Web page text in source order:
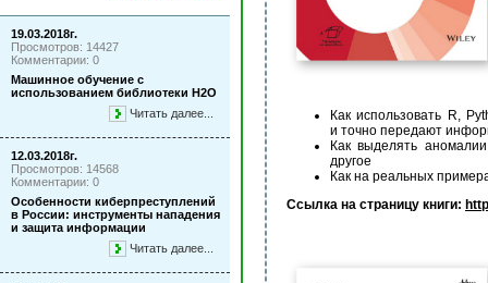
19.03.2018г.
Просмотров: 14427
Комментарии: 0
Машинное обучение с
использованием библиотеки Н2О
Читать далее...
12.03.2018г.
Просмотров: 14568
Комментарии: 0
Особенности киберпреступлений
в России: инструменты нападения
и защита информации
Читать далее...
Как использовать R,
и точно передают
Как выделять
другое
Как на реальных
Ссылка на страницу книги: